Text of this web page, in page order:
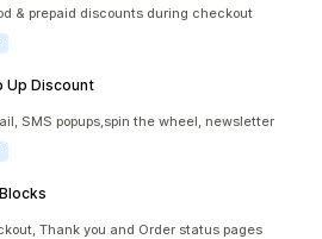
& prepaid discounts during checkout
Up Discount
SMS popups,spin the wheel, newsletter
Thank you and Order status pages